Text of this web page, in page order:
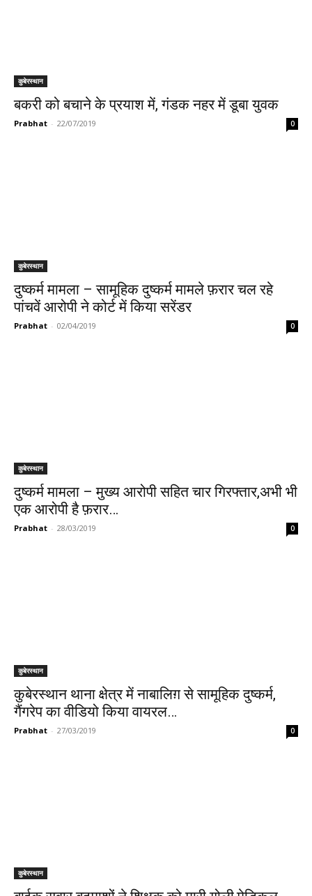
कुबेरस्थान
बकरी को बचाने के प्रयाश में, गंडक नहर में डूबा युवक
Prabhat - 22/07/2019 0
कुबेरस्थान
दुष्कर्म मामला – सामूहिक दुष्कर्म मामले फ़रार चल रहे
पांचवें आरोपी ने कोर्ट में किया सरेंडर
Prabhat - 02/04/2019 0
कुबेरस्थान
दुष्कर्म मामला – मुख्य आरोपी सहित चार गिरफ्तार,अभी भी
एक आरोपी है फ़रार…
Prabhat - 28/03/2019 0
कुबेरस्थान
कुबेरस्थान थाना क्षेत्र में नाबालिग़ से सामूहिक दुष्कर्म,
गैंगरेप का वीडियो किया वायरल…
Prabhat - 27/03/2019 0
कुबेरस्थान